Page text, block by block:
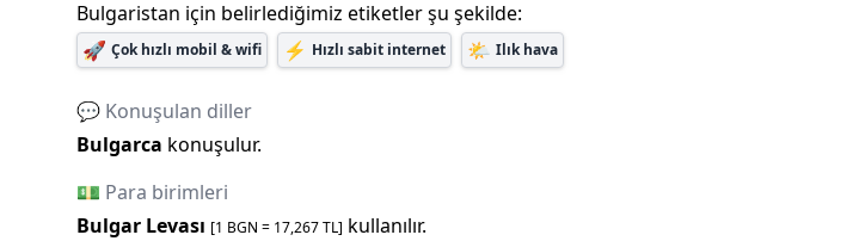
Bulgaristan için belirlediğimiz etiketler şu şekilde:
🚀 Çok hızlı mobil & wifi ⚡ Hızlı sabit internet 🌤️ Ilık hava
💬 Konuşulan diller
Bulgarca konuşulur.
💵 Para birimleri
Bulgar Levası [1 BGN = 17,267TL] kullanılır.